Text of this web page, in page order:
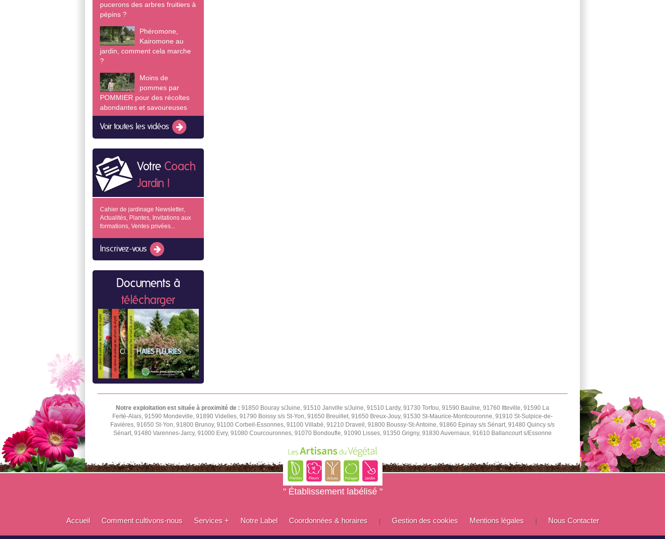
pucerons des arbres fruitiers à
pépins ?
Phéromone,
Kairomone au
jardin, comment cela marche
?
Moins de
pommes par
POMMIER pour des récoltes
abondantes et savoureuses
Voir toutes les vidéos
Votre Coach
Jardin !
Cahier de jardinage Newsletter,
Actualités, Plantes, Invitations aux
formations, Ventes privées...
Inscrivez-vous
Documents à
télécharger
Notre exploitation est située à proximité de : 91850 Bouray s/Juine, 91510 Janville s/Juine, 91510 Lardy, 91730 Torfou, 91590 Baulne, 91760 Itteville, 91590 La
Ferté-Alais, 91590 Mondeville, 91890 Videlles, 91790 Boissy s/s St-Yon, 91650 Breuillet, 91650 Breux-Jouy, 91530 St-Maurice-Montcouronne, 91910 St-Sulpice-de-
Favières, 91650 St-Yon, 91800 Brunoy, 91100 Corbeil-Essonnes, 91100 Villabé, 91210 Draveil, 91800 Boussy-St-Antoine, 91860 Epinay s/s Sénart, 91480 Quincy s/s
Sénart, 91480 Varennes-Jarcy, 91000 Evry, 91080 Courcouronnes, 91070 Bondoufle, 91090 Lisses, 91350 Grigny, 91830 Auvernaux, 91610 Ballancourt s/Essonne
" Établissement labélisé "
Accueil Comment cultivons-nous Services + Notre Label Coordonnées & horaires Gestion des cookies Mentions légales Nous Contacter